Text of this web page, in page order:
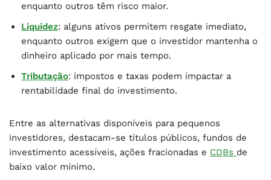
enquanto outros têm risco maior.
Liquidez: alguns ativos permitem resgate imediato,
enquanto outros exigem que o investidor mantenha o
dinheiro aplicado por mais tempo.
Tributação: impostos e taxas podem impactar a
rentabilidade final do investimento.
Entre as alternativas disponíveis para pequenos
investidores, destacam-se títulos públicos, fundos de
investimento acessíveis, ações fracionadas e CDBs de
baixo valor mínimo.